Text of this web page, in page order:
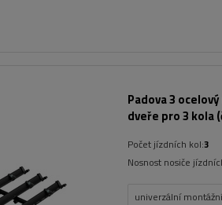
Padova 3
dveře pro 3 kola
Počet jízdních kol:3
Nosnost nosiče
univerzální